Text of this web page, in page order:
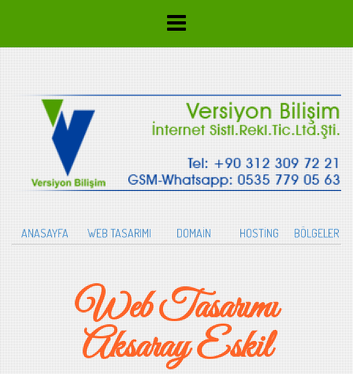
ANASAYFA WEB TASARIMI DOMAİN HOSTİNG BÖLGELER
Web Tasarımı
Aksaray Eskil